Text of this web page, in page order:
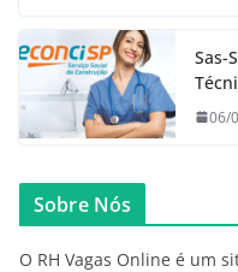
Sas-
06/
Sobre Nós
O RH Vagas Online é um